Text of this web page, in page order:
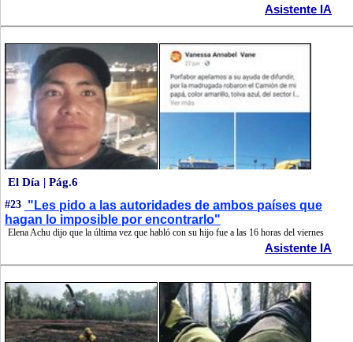
Asistente IA
El Día | Pág.6
#23 "Les pido a las autoridades de ambos países que
hagan lo imposible por encontrarlo"
Elena Achu dijo que la última vez que habló con su hijo fue a las 16 horas del viernes
Asistente IA